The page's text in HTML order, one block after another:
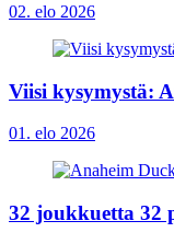
02. elo 2026
Viisi kysymystä:
01. elo 2026
32 joukkuetta 32